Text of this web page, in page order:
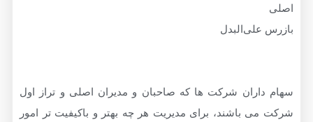
شرکت ها که صاحبان و مدیران اصلی و تراز اول
باشند، برای مدیریت هر چه بهتر و باکیفیت تر امور